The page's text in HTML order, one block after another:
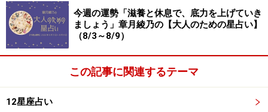
ふたご座／双子座（5月21日～6月21日生ま
れ）
オンとオフ、さらに、自分の時間
3つの世界を共存させていく
＞【詳しく見る】全体運、社交運、恋愛運などの詳細は
今週の運勢「滋養と休息で、底力を上げていき
ましょう」章月綾乃の【大人のための星占い】
（8/3～8/9）
この記事に関連するテーマ
12星座占い